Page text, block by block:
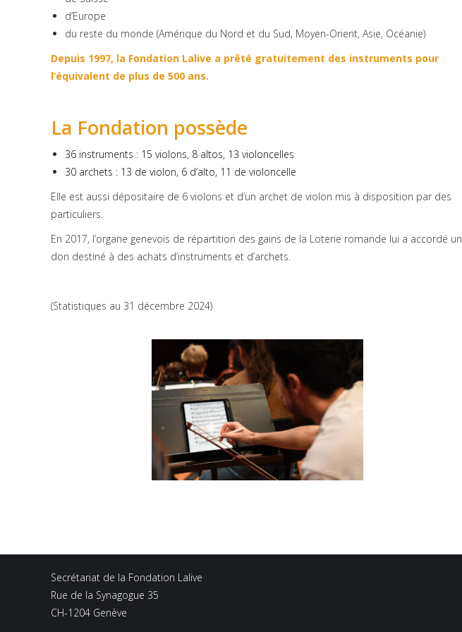
d’Europe
du reste du monde (Amérique du Nord et du Sud, Moyen-Orient, Asie, Océanie)
Depuis 1997, la Fondation Lalive a prêté gratuitement des instruments pour
l’équivalent de plus de 500 ans.
La Fondation possède
36 instruments : 15 violons, 8 altos, 13 violoncelles
30 archets : 13 de violon, 6 d’alto, 11 de violoncelle
Elle est aussi dépositaire de 6 violons et d’un archet de violon mis à disposition par des
particuliers.
En 2017, l’organe genevois de répartition des gains de la Loterie romande lui a accordé un
don destiné à des achats d’instruments et d’archets.
(Statistiques au 31 décembre 2024)
Secrétariat de la Fondation Lalive
Rue de la Synagogue 35
CH-1204 Genève